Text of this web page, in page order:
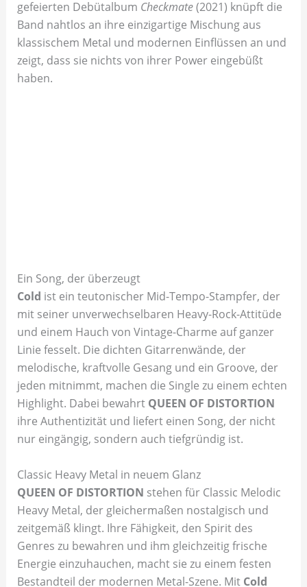
gefeierten Debütalbum Checkmate(2021) knüpft die
Band nahtlos an ihre einzigartige Mischung aus
klassischem Metal und modernen Einflüssen an und
zeigt, dass sie nichts von ihrer Power eingebüßt
haben.
Ein Song, der überzeugt
Cold ist ein teutonischer Mid-Tempo-Stampfer, der
mit seiner unverwechselbaren Heavy-Rock-Attitüde
und einem Hauch von Vintage-Charme auf ganzer
Linie fesselt. Die dichten Gitarrenwände, der
melodische, kraftvolle Gesang und ein Groove, der
jeden mitnimmt, machen die Single zu einem echten
Highlight. Dabei bewahrt QUEEN OF DISTORTION
ihre Authentizität und liefert einen Song, der nicht
nur eingängig, sondern auch tiefgründig ist.
Classic Heavy Metal in neuem Glanz
QUEEN OF DISTORTION stehen für Classic Melodic
Heavy Metal, der gleichermaßen nostalgisch und
zeitgemäß klingt. Ihre Fähigkeit, den Spirit des
Genres zu bewahren und ihm gleichzeitig frische
Energie einzuhauchen, macht sie zu einem festen
Bestandteil der modernen Metal-Szene. Mit Cold